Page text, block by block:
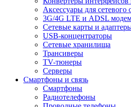
Аксессуары для сетевого
3G/4G LTE и ADSL
Сетевые карты и
USB-концентраторы
Сетевые хранилища
Трансиверы
TV-тюнеры
Серверы
Смартфоны и связь
Смартфоны
Радиотелефоны